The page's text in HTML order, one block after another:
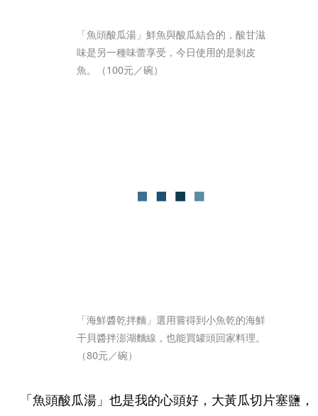
「魚頭酸瓜湯」鮮魚與酸瓜結合的，酸甘滋
味是另一種味蕾享受，今日使用的是剝皮
魚。（100元／碗）
「海鮮醬乾拌麵」選用嘗得到小魚乾的海鮮
干貝醬拌澎湖麵線，也能買罐頭回家料理。
（80元／碗）
「魚頭酸瓜湯」也是我的心頭好，大黃瓜切片塞鹽，